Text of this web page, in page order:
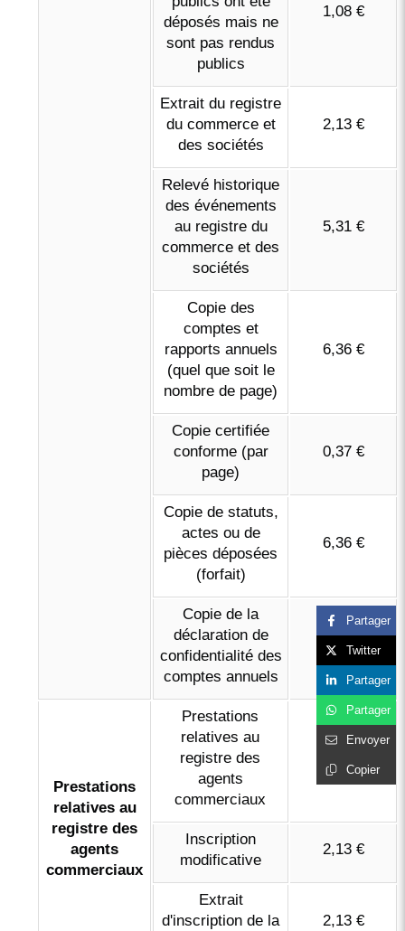
déposés mais ne
sont pas rendus
publics
1,08 €
Extrait du registre
du commerce et
des sociétés
2,13 €
Relevé historique
des événements
au registre du
commerce et des
sociétés
5,31 €
Copie des
comptes et
rapports annuels
(quel que soit le
nombre de page)
6,36 €
Copie certifiée
conforme (par
page)
0,37 €
Copie de statuts,
actes ou de
pièces déposées
(forfait)
6,36 €
Copie de la
déclaration de
confidentialité des
comptes annuels
1,08 €
Prestations
relatives au
registre des
agents
commerciaux
Prestations
relatives au
registre des
agents
commerciaux
Inscription
modificative
2,13 €
Extrait
d'inscription de la
2,13 €
Partager
Twitter
Partager
Partager
Envoyer
Copier